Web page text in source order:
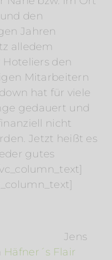
den
Jahren
alledem
den
Mitarbeitern
hat für viele
gedauert und
nicht
Jetzt heißt es
gutes
Jens
Häfner´s Flair